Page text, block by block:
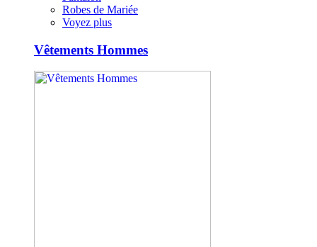
Robes de Mariée
Voyez plus
Vêtements Hommes